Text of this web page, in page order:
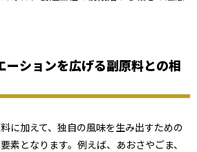
ーションを広げる副原料との相
に加えて、独自の風味を生み出すための
素となります。例えば、あおさやごま、